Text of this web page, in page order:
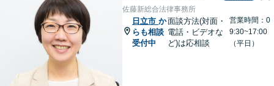
佐藤新総合法律事務所
日立市 か
らも相談
受付中
面談方法(対面・
電話・ビデオな
ど)は応相談
営業時間：0
9:30~17:00
（平日）